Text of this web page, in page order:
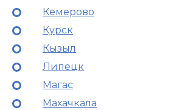
Кемерово
Курск
Кызыл
Липецк
Магас
Махачкала